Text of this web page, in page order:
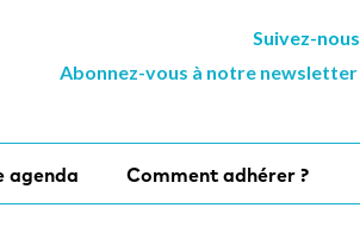
Suivez-nous
Abonnez-vous à notre newsletter
agenda Comment adhérer ?